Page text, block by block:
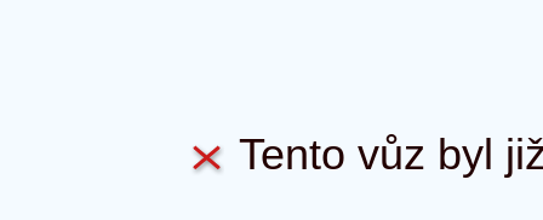
Tento vůz byl